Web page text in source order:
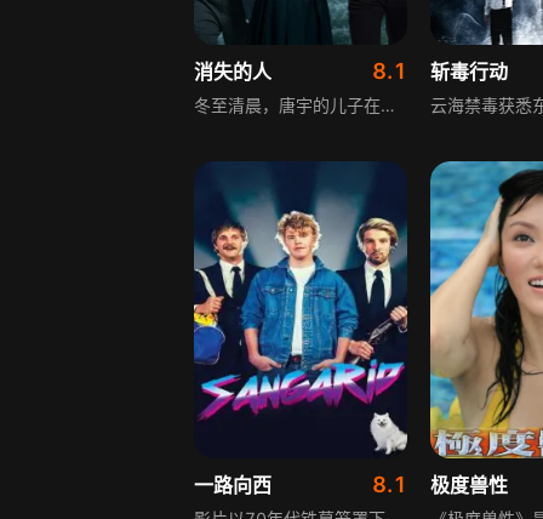
消失的人 8.1
冬至清晨，唐宇的儿子在楼梯间离奇失踪。隔壁单元，嗜赌的严午为冒领养老金藏匿父亲尸体。半年前，独居女孩林雨彤家中遭入室侵犯，凶手不知所踪。三条看似无关的线索在同一栋老楼内渐次交织，随着唐宇的疯狂搜寻与林雨彤的暗中排查，层层疑云被揭开，人性暗面与真相相继浮出水面。
斩毒行动
一路向西 8.1 极度兽性